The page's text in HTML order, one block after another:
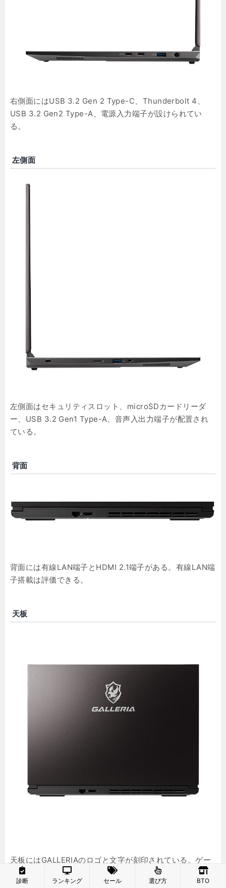
右側面にはUSB 3.2 Gen 2 Type-C、Thunderbolt 4、
USB 3.2 Gen2 Type-A、電源入力端子が設けられてい
る。
左側面
左側面はセキュリティスロット、microSDカードリーダ
ー、USB 3.2 Gen1 Type-A、音声入出力端子が配置され
ている。
背面
背面には有線LAN端子とHDMI 2.1端子がある。有線LAN端
子搭載は評価できる。
天板
天板にはGALLERIAのロゴと文字が刻印されている。ゲー
ミングノートPCらしいかっこいいデザインだ。
診断 ランキング セール 選び方 BTO